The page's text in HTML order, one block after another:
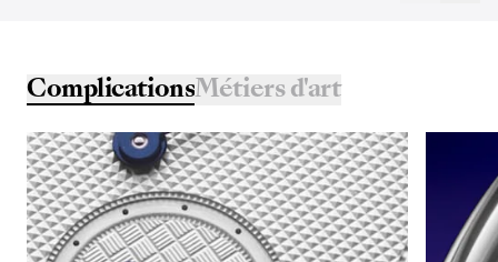
ComplicationsMétiers d'art